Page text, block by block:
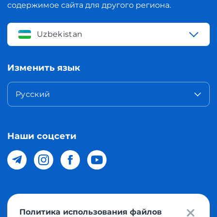
содержимое сайта для другого региона.
Uzbekistan
Изменить язык
Русский
Наши соцсети
© 2026 Meest Shopping доставка покупок с интернет
Политика использования файлов